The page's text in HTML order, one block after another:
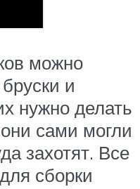
можно
и
нужно делать
сами могли
захотят. Все
сборки